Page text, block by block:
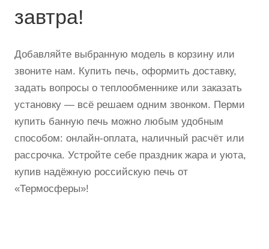
завтра!
Добавляйте выбранную модель в корзину или
звоните нам. Купить печь, оформить доставку,
задать вопросы о теплообменнике или заказать
установку — всё решаем одним звонком. Перми
купить банную печь можно любым удобным
способом: онлайн-оплата, наличный расчёт или
рассрочка. Устройте себе праздник жара и уюта,
купив надёжную российскую печь от
«Термосферы»!